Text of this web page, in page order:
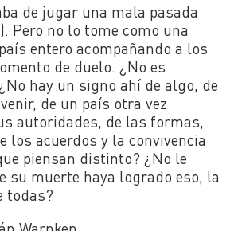
de jugar una mala pasada
Pero no lo tome como una
entero acompañando a los
de duelo. ¿No es
hay un signo ahí de algo, de
de un país otra vez
autoridades, de las formas,
los acuerdos y la convivencia
piensan distinto? ¿No le
su muerte haya logrado eso, la
todas?